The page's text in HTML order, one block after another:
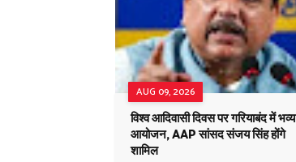
AUG 09, 2026
विश्व आदिवासी दिवस पर गरियाबंद में भव्य
आयोजन, AAP सांसद संजय सिंह होंगे
शामिल